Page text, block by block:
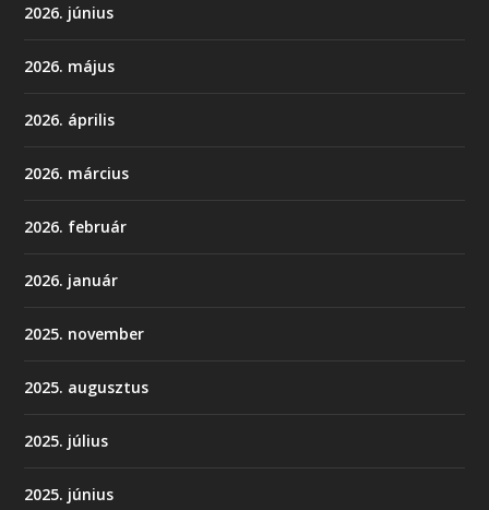
2026. június
2026. május
2026. április
2026. március
2026. február
2026. január
2025. november
2025. augusztus
2025. július
2025. június